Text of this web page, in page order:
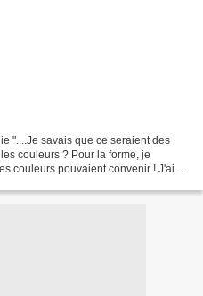
"....Je savais que ce seraient des
couleurs ? Pour la forme, je
couleurs pouvaient convenir ! J'ai